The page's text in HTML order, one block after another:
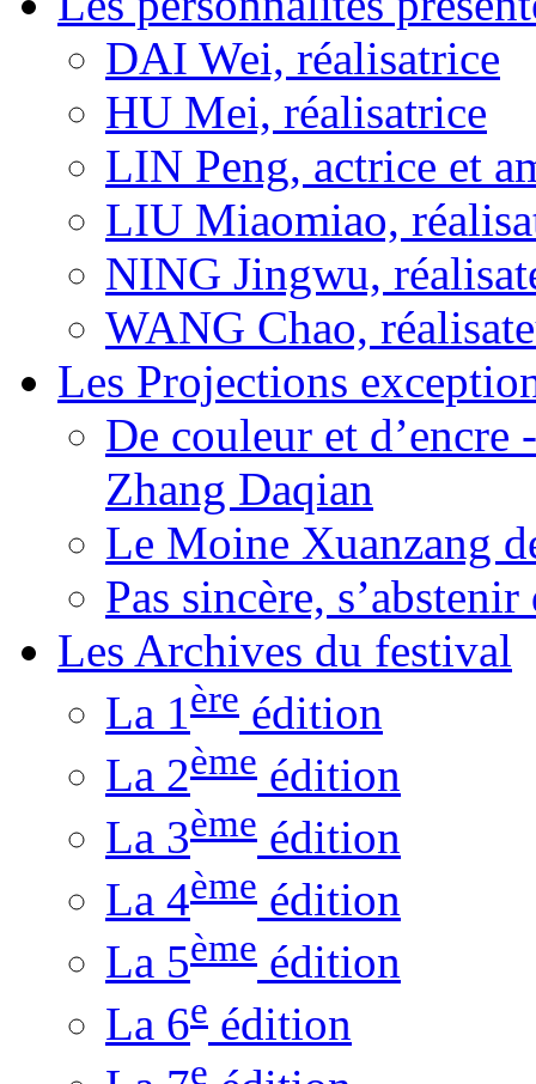
DAI Wei, réalisatrice
HU Mei, réalisatrice
LIN Peng, actrice et
LIU Miaomiao,
NING Jingwu,
WANG Chao,
Les Projections
De couleur et
Zhang Daqian
Le Moine Xuanzang
Pas sincère,
Les Archives du festival
La 1ère édition
La 2ème édition
La 3ème édition
La 4ème édition
La 5ème édition
La 6e édition
e